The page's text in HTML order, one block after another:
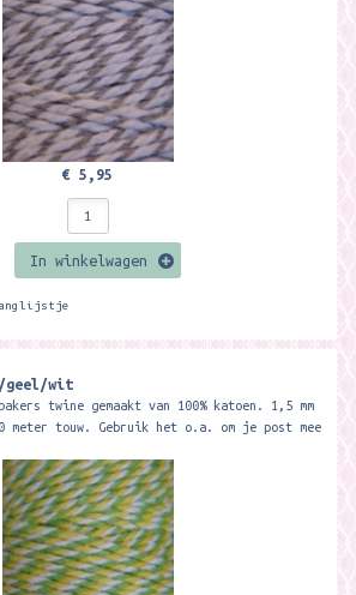
€ 5,95
In winkelwagen
geel/wit
twine gemaakt van 100% katoen. 1,5 mm
touw. Gebruik het o.a. om je post mee